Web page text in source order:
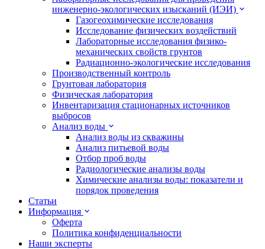
инженерно-экологических изысканий (ИЭИ)
Газогеохимические исследования
Исследование физических воздействий
Лабораторные исследования физико-
механических свойств грунтов
Радиационно-экологические исследования
Производственный контроль
Грунтовая лаборатория
Физическая лаборатория
Инвентаризация стационарных источников
выбросов
Анализ воды
Анализ воды из скважины
Анализ питьевой воды
Отбор проб воды
Радиологические анализы воды
Химические анализы воды: показатели и
порядок проведения
Статьи
Информация
Оферта
Политика конфиденциальности
Наши эксперты